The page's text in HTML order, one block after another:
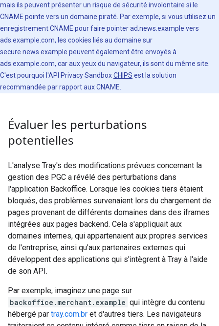
mais ils peuvent présenter un risque de sécurité involontaire si le
CNAME pointe vers un domaine piraté. Par exemple, si vous utilisez un
enregistrement CNAME pour faire pointer ad.news.example vers
ads.example.com, les cookies liés au domaine sur
secure.news.example peuvent également être envoyés à
ads.example.com, car aux yeux du navigateur, ils sont du même site.
C'est pourquoi l'API Privacy SandboxCHIPS est la solution
recommandée par rapport aux CNAME.
Évaluer les perturbations
potentielles
L'analyse Tray's des modifications prévues concernant la
gestion des PGC a révélé des perturbations dans
l'application Backoffice. Lorsque les cookies tiers étaient
bloqués, des problèmes survenaient lors du chargement de
pages provenant de différents domaines dans des iframes
intégrées aux pages backend. Cela s'appliquait aux
domaines internes, qui appartenaient aux propres services
de l'entreprise, ainsi qu'aux partenaires externes qui
développent des applications qui s'intègrent à Tray à l'aide
de son API.
Par exemple, imaginez une page sur
backoffice.merchant.example qui intègre du contenu
hébergé par tray.com.br et d'autres tiers. Les navigateurs